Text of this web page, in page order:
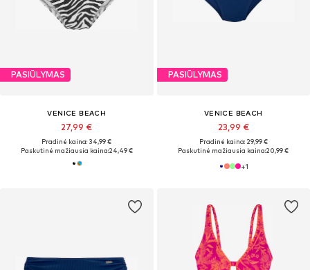
PASIŪLYMAS
VENICE BEACH
27,99 €
Pradinė kaina: 34,99 €
Paskutinė mažiausia kaina:24,49 €
PASIŪLYMAS
VENICE BEACH
23,99 €
Pradinė kaina: 29,99 €
Paskutinė mažiausia kaina:20,99 €
+1